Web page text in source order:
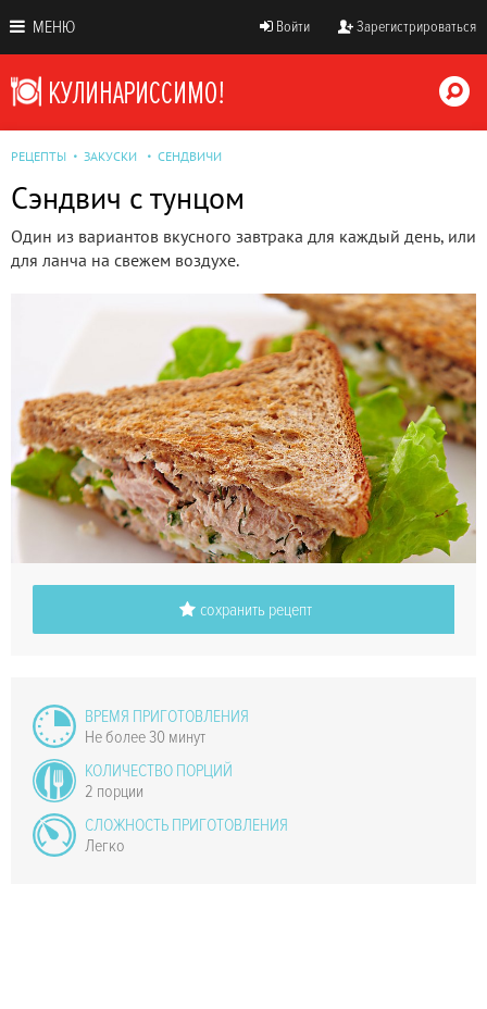
МЕНЮ Войти Зарегистрироваться
РЕЦЕПТЫ ЗАКУСКИ СЕНДВИЧИ
Cэндвич с тунцом
Один из вариантов вкусного завтрака для каждый день, или
для ланча на свежем воздухе.
сохранить рецепт
ВРЕМЯ ПРИГОТОВЛЕНИЯ
Не более 30 минут
КОЛИЧЕСТВО ПОРЦИЙ
2 порции
СЛОЖНОСТЬ ПРИГОТОВЛЕНИЯ
Легко